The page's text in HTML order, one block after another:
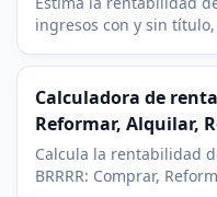
ingresos con y sin
Calculadora de
Reformar, Alquilar,
Calcula la rentabilidad
BRRRR: Comprar,